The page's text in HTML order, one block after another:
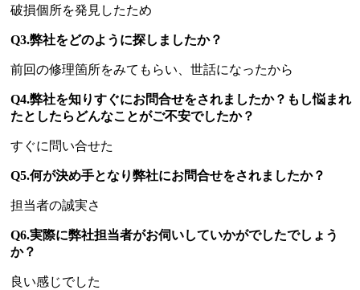
破損個所を発見したため
Q3.弊社をどのように探しましたか？
前回の修理箇所をみてもらい、世話になったから
Q4.弊社を知りすぐにお問合せをされましたか？もし悩まれ
たとしたらどんなことがご不安でしたか？
すぐに問い合せた
Q5.何が決め手となり弊社にお問合せをされましたか？
担当者の誠実さ
Q6.実際に弊社担当者がお伺いしていかがでしたでしょう
か？
良い感じでした